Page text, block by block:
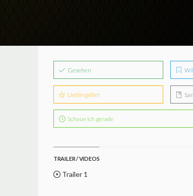
Gesehen
Lieblingsfilm
Schaue ich gerade
TRAILER / VIDEOS
Trailer 1